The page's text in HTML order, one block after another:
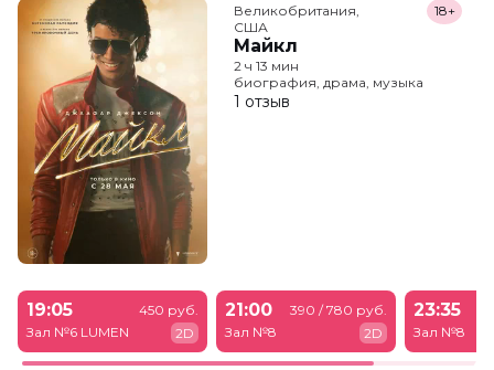
Великобритания,
США
Майкл
18+
2 ч 13 мин
биография, драма, музыка
1 отзыв
19:05
Зал №6 LUMEN
450 руб.
2D
21:00
Зал №8
390 / 780 руб.
2D
23:35
Зал №8